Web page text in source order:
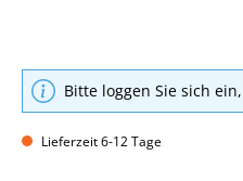
Bitte loggen Sie sich
Lieferzeit 6-12 Tage